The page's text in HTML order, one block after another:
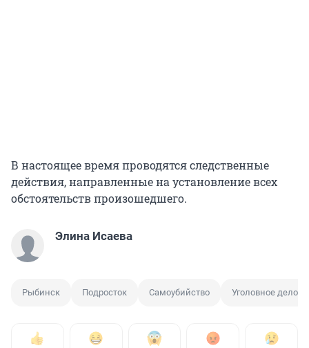
В настоящее время проводятся следственные
действия, направленные на установление всех
обстоятельств произошедшего.
Элина Исаева
Рыбинск Подросток Самоубийство Уголовное дело